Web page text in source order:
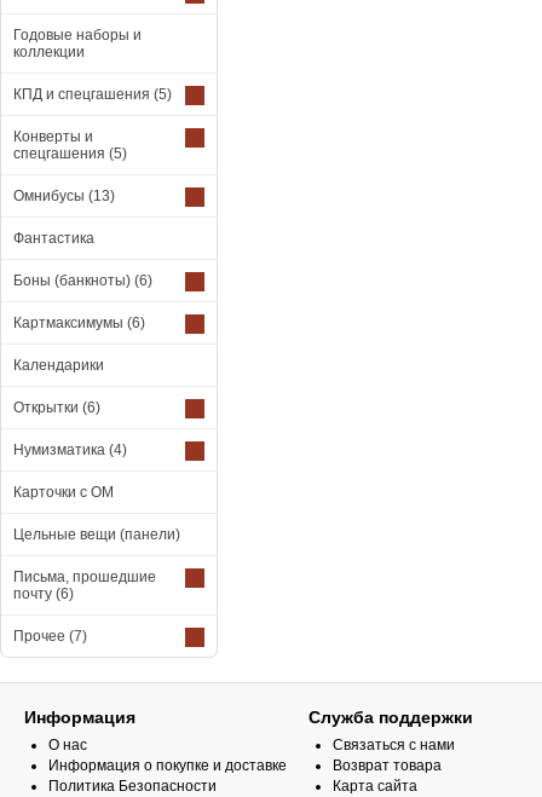
Годовые наборы и
коллекции
КПД и спецгашения (5)
Конверты и
спецгашения (5)
Омнибусы (13)
Фантастика
Боны (банкноты) (6)
Картмаксимумы (6)
Календарики
Открытки (6)
Нумизматика (4)
Карточки с ОМ
Цельные вещи (панели)
Письма, прошедшие
почту (6)
Прочее (7)
Информация
О нас
Информация о покупке и доставке
Политика Безопасности
Служба поддержки
Связаться с нами
Возврат товара
Карта сайта